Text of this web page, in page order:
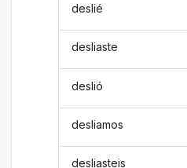
deslié
desliaste
deslió
desliamos
desliasteis